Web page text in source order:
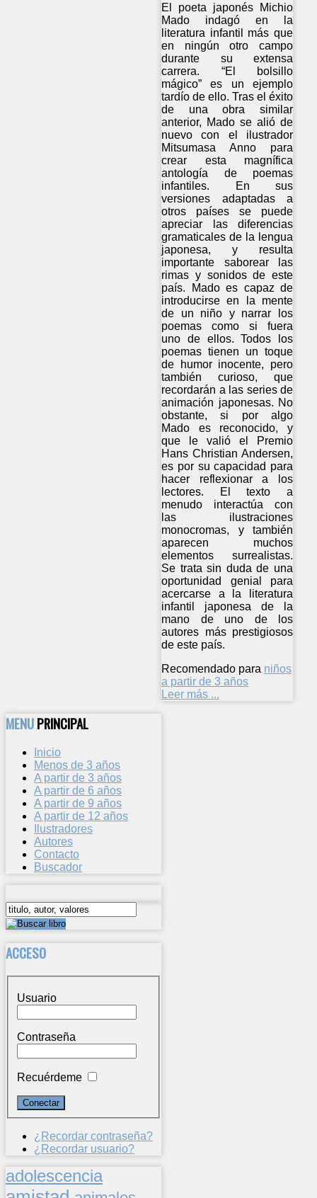
El poeta japonés Michio
Mado indagó en la
literatura infantil más que
en ningún otro campo
durante su extensa
carrera. “El bolsillo
mágico” es un ejemplo
tardío de ello. Tras el éxito
de una obra similar
anterior, Mado se alió de
nuevo con el ilustrador
Mitsumasa Anno para
crear esta magnífica
antología de poemas
infantiles. En sus
versiones adaptadas a
otros países se puede
apreciar las diferencias
gramaticales de la lengua
japonesa, y resulta
importante saborear las
rimas y sonidos de este
país. Mado es capaz de
introducirse en la mente
de un niño y narrar los
poemas como si fuera
uno de ellos. Todos los
poemas tienen un toque
de humor inocente, pero
también curioso, que
recordarán a las series de
animación japonesas. No
obstante, si por algo
Mado es reconocido, y
que le valió el Premio
Hans Christian Andersen,
es por su capacidad para
hacer reflexionar a los
lectores. El texto a
menudo interactúa con
las ilustraciones
monocromas, y también
aparecen muchos
elementos surrealistas.
Se trata sin duda de una
oportunidad genial para
acercarse a la literatura
infantil japonesa de la
mano de uno de los
autores más prestigiosos
de este país.
Recomendado para niños
a partir de 3 años
Leer más ...
MENUPRINCIPAL
Inicio
Menos de 3 años
A partir de 3 años
A partir de 6 años
A partir de 9 años
A partir de 12 años
Ilustradores
Autores
Contacto
Buscador
ACCESO
Usuario
Contraseña
Recuérdeme
¿Recordar contraseña?
¿Recordar usuario?
adolescencia